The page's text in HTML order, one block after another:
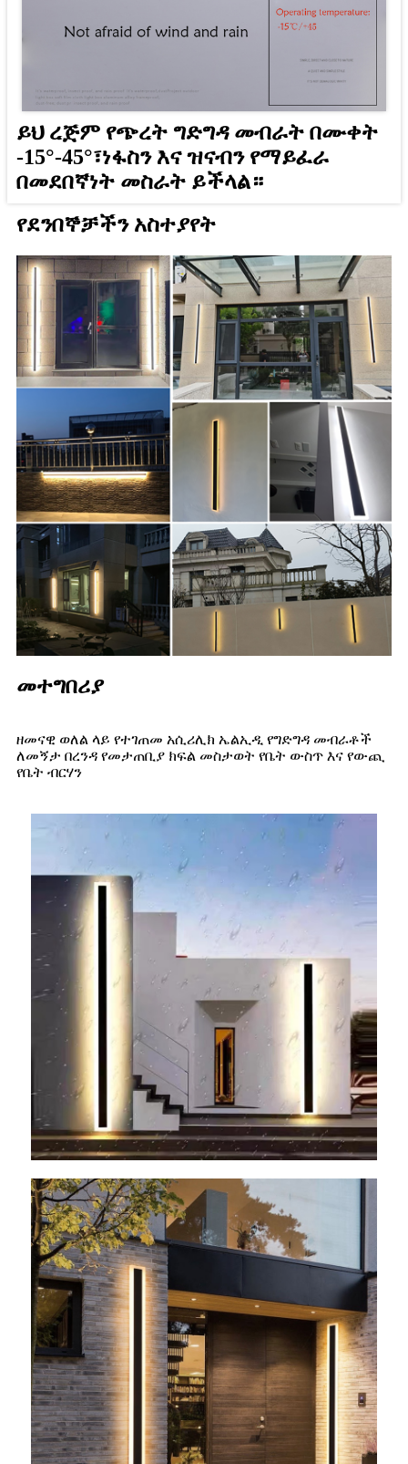
ይህ ረጅም የጭረት ግድግዳ መብራት በሙቀት
-15°-45°፣ነፋስን እና ዝናብን የማይፈራ
በመደበኛነት መስራት ይችላል።
የደንበኞቻችን አስተያየት
መተግበሪያ
ዘመናዊ ወለል ላይ የተገጠመ አሲሪሊክ ኤልኢዲ የግድግዳ መብራቶች
ለመኝታ በረንዳ የመታጠቢያ ክፍል መስታወት የቤት ውስጥ እና የውጪ
የቤት ብርሃን